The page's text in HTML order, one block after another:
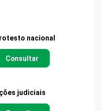
nacional
Consultar
judiciais